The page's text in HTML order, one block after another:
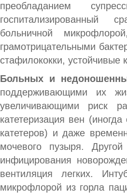
преобладанием
госпитализированный
больничной
грамотрицательными
стафилококки, устойчивые
Больных и
поддерживающими их
увеличивающими риск
катетеризация вен
катетеров) и даже
мочевого пузыря.
инфицирования
вентиляция легких.
микрофлорой из горла